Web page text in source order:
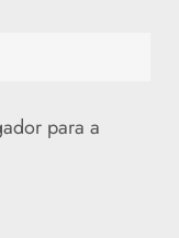
para a